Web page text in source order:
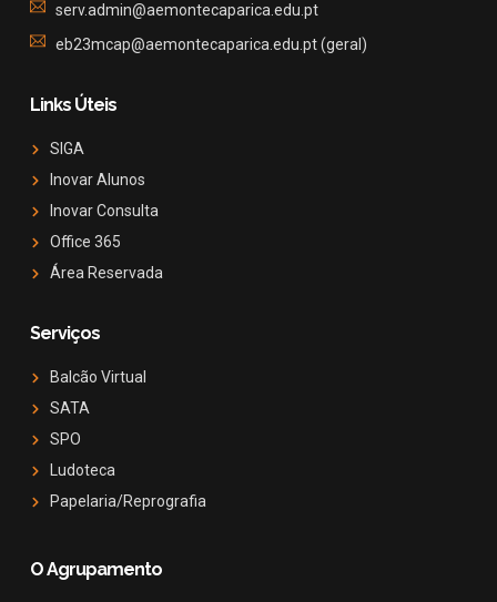
serv.admin@aemontecaparica.edu.pt
eb23mcap@aemontecaparica.edu.pt (geral)
Links Úteis
SIGA
Inovar Alunos
Inovar Consulta
Office 365
Área Reservada
Serviços
Balcão Virtual
SATA
SPO
Ludoteca
Papelaria/Reprografia
O Agrupamento